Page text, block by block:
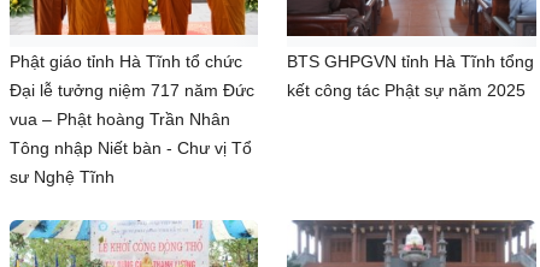
Phật giáo tỉnh Hà Tĩnh tổ chức
Đại lễ tưởng niệm 717 năm Đức
vua – Phật hoàng Trần Nhân
Tông nhập Niết bàn - Chư vị Tổ
sư Nghệ Tĩnh
BTS GHPGVN tỉnh Hà Tĩnh tổng
kết công tác Phật sự năm 2025